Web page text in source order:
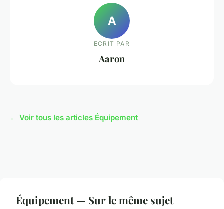
A
ECRIT PAR
Aaron
← Voir tous les articles Équipement
Équipement — Sur le même sujet